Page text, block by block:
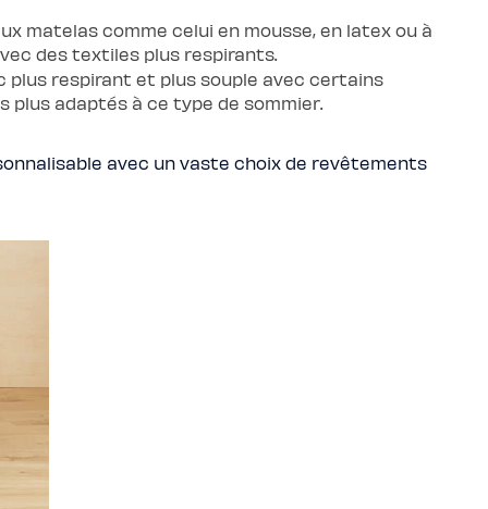
matelas comme celui en mousse, en latex ou à
des textiles plus respirants.
respirant et plus souple avec certains
plus adaptés à ce type de sommier.
avec un vaste choix de revêtements